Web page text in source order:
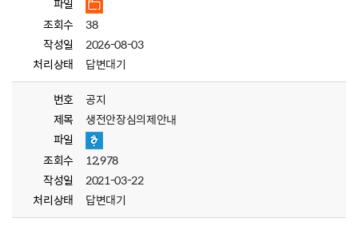
파일
조회수
38
작성일
2026-08-03
처리상태
답변대기
번호
공지
제목
생전안장심의제안내
파일
조회수
12,978
작성일
2021-03-22
처리상태
답변대기